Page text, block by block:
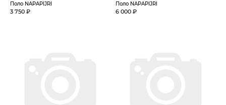
Поло NAPAPIJRI
3 750 ₽
Поло NAPAPIJRI
6 000 ₽